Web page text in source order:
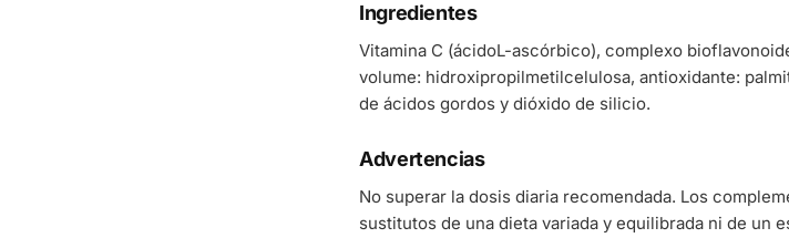
Ingredientes
Vitamina C (ácidoL-ascórbico), complexo
volume: hidroxipropilmetilcelulosa, antioxidante:
de ácidos gordos y dióxido de silicio.
Advertencias
No superar la dosis diaria recomendada. Los
sustitutos de una dieta variada y equilibrada ni de un